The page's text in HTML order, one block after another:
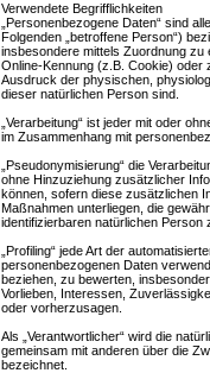
Verwendete Begrifflichkeiten
„Personenbezogene Daten“ sind
Folgenden „betroffene Person“)
insbesondere mittels Zuordnung zu
Online-Kennung (z.B. Cookie) oder
Ausdruck der physischen,
dieser natürlichen Person sind.
„Verarbeitung“ ist jeder mit oder
im Zusammenhang mit
„Pseudonymisierung“ die
ohne Hinzuziehung zusätzlicher
können, sofern diese zusätzlichen
Maßnahmen unterliegen, die
identifizierbaren natürlichen Person
„Profiling“ jede Art der
personenbezogenen Daten
beziehen, zu bewerten,
Vorlieben, Interessen,
oder vorherzusagen.
Als „Verantwortlicher“ wird die
gemeinsam mit anderen über die
bezeichnet.